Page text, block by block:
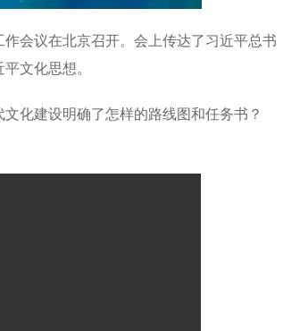
会议在北京召开。会上传达了习近平总书
文化思想。
化建设明确了怎样的路线图和任务书？